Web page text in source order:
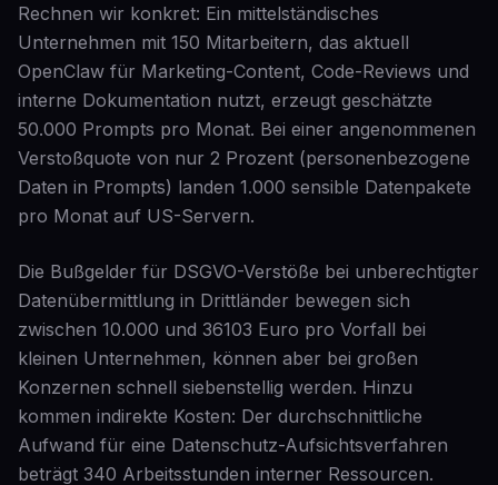
Rechnen wir konkret: Ein mittelständisches
Unternehmen mit 150 Mitarbeitern, das aktuell
OpenClaw für Marketing-Content, Code-Reviews und
interne Dokumentation nutzt, erzeugt geschätzte
50.000 Prompts pro Monat. Bei einer angenommenen
Verstoßquote von nur 2 Prozent (personenbezogene
Daten in Prompts) landen 1.000 sensible Datenpakete
pro Monat auf US-Servern.
Die Bußgelder für DSGVO-Verstöße bei unberechtigter
Datenübermittlung in Drittländer bewegen sich
zwischen 10.000 und 36103 Euro pro Vorfall bei
kleinen Unternehmen, können aber bei großen
Konzernen schnell siebenstellig werden. Hinzu
kommen indirekte Kosten: Der durchschnittliche
Aufwand für eine Datenschutz-Aufsichtsverfahren
beträgt 340 Arbeitsstunden interner Ressourcen.